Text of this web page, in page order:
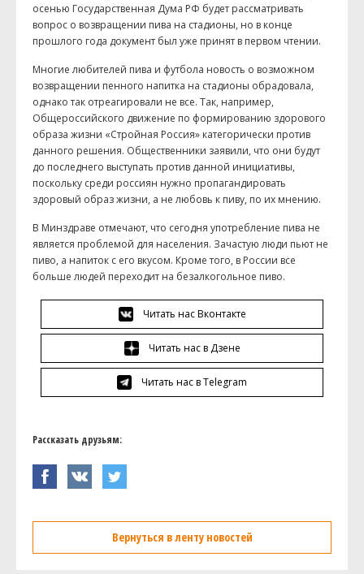
осенью Государственная Дума РФ будет рассматривать
вопрос о возвращении пива на стадионы, но в конце
прошлого года документ был уже принят в первом чтении.
Многие любителей пива и футбола новость о возможном
возвращении пенного напитка на стадионы обрадовала,
однако так отреагировали не все. Так, например,
Общероссийского движение по формированию здорового
образа жизни «Стройная Россия» категорически против
данного решения. Общественники заявили, что они будут
до последнего выступать против данной инициативы,
поскольку среди россиян нужно пропагандировать
здоровый образ жизни, а не любовь к пиву, по их мнению.
В Минздраве отмечают, что сегодня употребление пива не
является проблемой для населения. Зачастую люди пьют не
пиво, а напиток с его вкусом. Кроме того, в России все
больше людей переходит на безалкогольное пиво.
Читать нас Вконтакте
Читать нас в Дзене
Читать нас в Telegram
Рассказать друзьям:
Вернуться в ленту новостей